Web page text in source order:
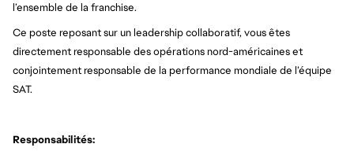
l’ensemble de la franchise.
Ce poste reposant sur un leadership collaboratif, vous êtes
directement responsable des opérations nord-américaines et
conjointement responsable de la performance mondiale de l’équipe
SAT.
Responsabilités: